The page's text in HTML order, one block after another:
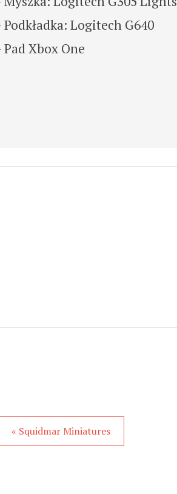
Podkładka: Logitech G640
Pad Xbox One
« Squidmar Miniatures